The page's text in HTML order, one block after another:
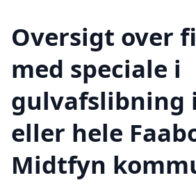
Oversigt over
med speciale i
gulvafslibning
eller hele
Midtfyn